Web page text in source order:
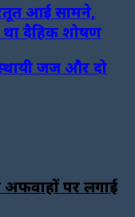
आई सामने,
था दैहिक शोषण
जज और दो
अफवाहों पर लगाई